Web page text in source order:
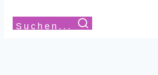
Suchen...